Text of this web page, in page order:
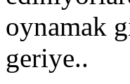
oynamak
geriye..